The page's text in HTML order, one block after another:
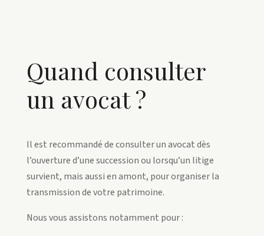
Quand consulter
un avocat ?
Il est recommandé de consulter un avocat dès
l’ouverture d’une succession ou lorsqu’un litige
survient, mais aussi en amont, pour organiser la
transmission de votre patrimoine.
Nous vous assistons notamment pour :